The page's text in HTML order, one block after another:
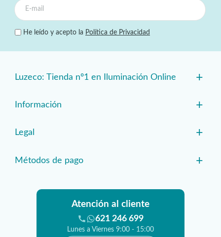
He leído y acepto la Política de Privacidad
Luzeco: Tienda nº1 en Iluminación Online +
Información +
Legal +
Métodos de pago +
Atención al cliente
621 246 699
Lunes a Viernes 9:00 - 15:00